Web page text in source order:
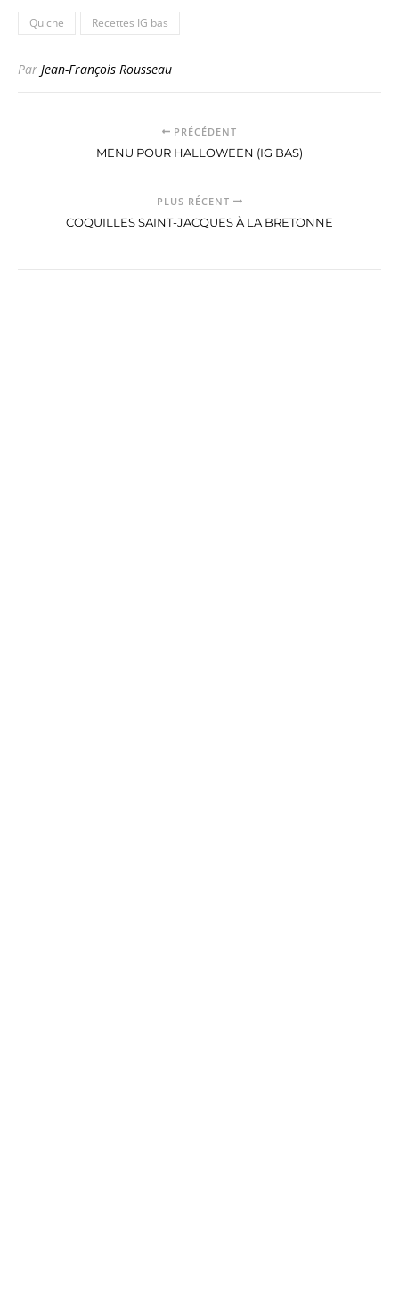
Quiche Recettes IG bas
Par Jean-François Rousseau
PRÉCÉDENT
MENU POUR HALLOWEEN (IG BAS)
PLUS RÉCENT
COQUILLES SAINT-JACQUES À LA BRETONNE